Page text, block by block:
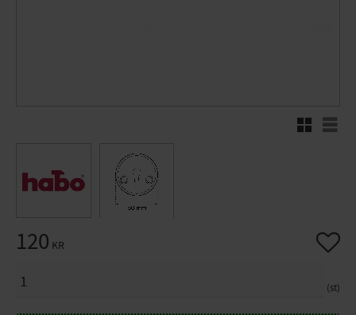
Rutnätsvy
120 KR
st
Lägg